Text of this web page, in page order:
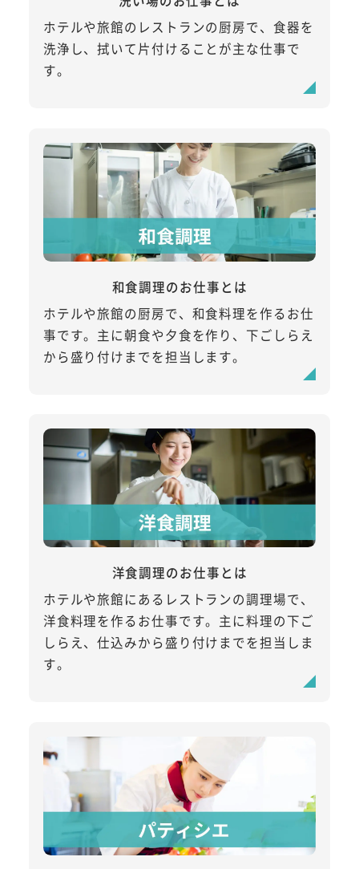
ホテルや旅館のレストランの厨房で、食器を
洗浄し、拭いて片付けることが主な仕事で
す。
和食調理のお仕事とは
ホテルや旅館の厨房で、和食料理を作るお仕
事です。主に朝食や夕食を作り、下ごしらえ
から盛り付けまでを担当します。
洋食調理のお仕事とは
ホテルや旅館にあるレストランの調理場で、
洋食料理を作るお仕事です。主に料理の下ご
しらえ、仕込みから盛り付けまでを担当しま
す。